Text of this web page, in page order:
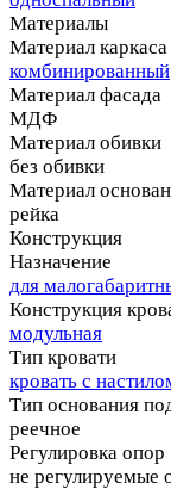
Материалы
Материал каркаса
комбинированный
Материал фасада
МДФ
Материал обивки
без обивки
Материал
рейка
Конструкция
Назначение
для
Конструкция
модульная
Тип кровати
кровать с
Тип основания
реечное
Регулировка опор
не регулируемые